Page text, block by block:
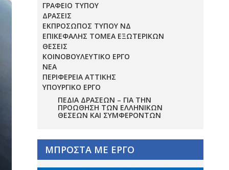
ΓΡΑΦΕΙΟ ΤΥΠΟΥ
ΔΡΑΣΕΙΣ
ΕΚΠΡΟΣΩΠΟΣ ΤΥΠΟΥ ΝΔ
ΕΠΙΚΕΦΑΛΗΣ ΤΟΜΕΑ ΕΞΩΤΕΡΙΚΩΝ
ΘΕΣΕΙΣ
ΚΟΙΝΟΒΟΥΛΕΥΤΙΚΟ ΕΡΓΟ
ΝΕΑ
ΠΕΡΙΦΕΡΕΙΑ ΑΤΤΙΚΗΣ
ΥΠΟΥΡΓΙΚΟ ΕΡΓΟ
ΠΕΔΊΑ ΔΡΆΣΕΩΝ – ΓΙΑ ΤΗΝ
ΠΡΟΏΘΗΣΗ ΤΩΝ ΕΛΛΗΝΙΚΏΝ
ΘΈΣΕΩΝ ΚΑΙ ΣΥΜΦΕΡΌΝΤΩΝ
ΜΠΡΟΣΤΑ ΜΕ ΕΡΓΟ